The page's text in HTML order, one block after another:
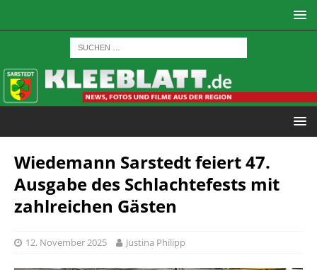
Wiedemann Sarstedt feiert 47.
Ausgabe des Schlachtefests mit
zahlreichen Gästen
12. November 2025 Justina Philipp